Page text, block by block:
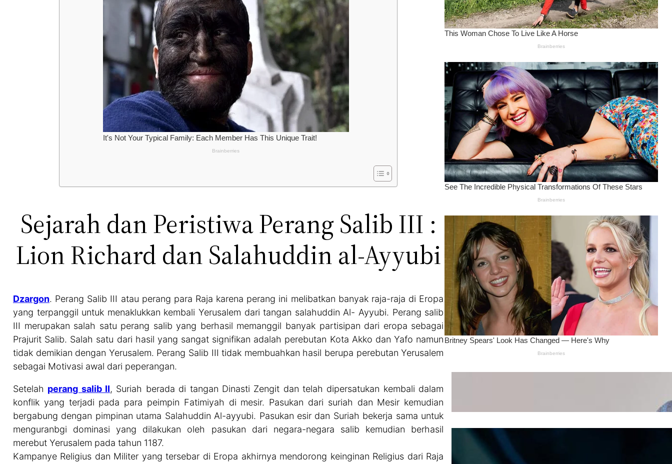
Sejarah dan Peristiwa Perang Salib III :
Lion Richard dan Salahuddin al-Ayyubi
Dzargon. Perang Salib III atau perang para Raja karena perang ini melibatkan banyak raja-raja di Eropa
yang terpanggil untuk menaklukkan kembali Yerusalem dari tangan salahuddin Al- Ayyubi. Perang salib
III merupakan salah satu perang salib yang berhasil memanggil banyak partisipan dari eropa sebagai
Prajurit Salib. Salah satu dari hasil yang sangat signifikan adalah perebutan Kota Akko dan Yafo namun
tidak demikian dengan Yerusalem. Perang Salib III tidak membuahkan hasil berupa perebutan Yerusalem
sebagai Motivasi awal dari peperangan.
Setelah perang salib II, Suriah berada di tangan Dinasti Zengit dan telah dipersatukan kembali dalam
konflik yang terjadi pada para peimpin Fatimiyah di mesir. Pasukan dari suriah dan Mesir kemudian
bergabung dengan pimpinan utama Salahuddin Al-ayyubi. Pasukan esir dan Suriah bekerja sama untuk
menguranbgi dominasi yang dilakukan oleh pasukan dari negara-negara salib kemudian berhasil
merebut Yerusalem pada tahun 1187.
Kampanye Religius dan Militer yang tersebar di Eropa akhirnya mendorong keinginan Religius dari Raja
Wanita Pamer Pakaian
Kepribadian